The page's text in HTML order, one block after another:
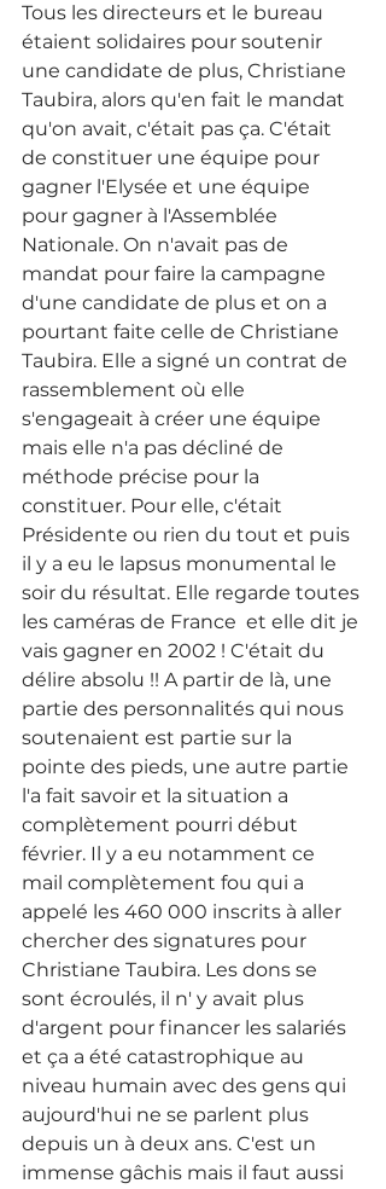
Tous les directeurs et le bureau
étaient solidaires pour soutenir
une candidate de plus, Christiane
Taubira, alors qu'en fait le mandat
qu'on avait, c'était pas ça. C'était
de constituer une équipe pour
gagner l'Elysée et une équipe
pour gagner à l'Assemblée
Nationale. On n'avait pas de
mandat pour faire la campagne
d'une candidate de plus et on a
pourtant faite celle de Christiane
Taubira. Elle a signé un contrat de
rassemblement où elle
s'engageait à créer une équipe
mais elle n'a pas décliné de
méthode précise pour la
constituer. Pour elle, c'était
Présidente ou rien du tout et puis
il y a eu le lapsus monumental le
soir du résultat. Elle regarde toutes
les caméras de France  et elle dit je
vais gagner en 2002 ! C'était du
délire absolu !! A partir de là, une
partie des personnalités qui nous
soutenaient est partie sur la
pointe des pieds, une autre partie
l'a fait savoir et la situation a
complètement pourri début
février. Il y a eu notamment ce
mail complètement fou qui a
appelé les 460 000 inscrits à aller
chercher des signatures pour
Christiane Taubira. Les dons se
sont écroulés, il n' y avait plus
d'argent pour financer les salariés
et ça a été catastrophique au
niveau humain avec des gens qui
aujourd'hui ne se parlent plus
depuis un à deux ans. C'est un
immense gâchis mais il faut aussi